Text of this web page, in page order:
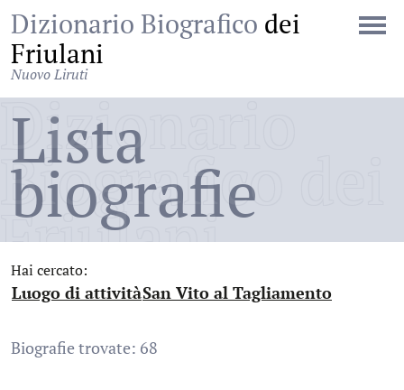
Dizionario Biografico dei
Friulani
Nuovo Liruti
Dizionario
Biografico dei
Friulani
Lista
biografie
Hai cercato:
Luogo di attività
:San Vito al Tagliamento
Biografie trovate: 68